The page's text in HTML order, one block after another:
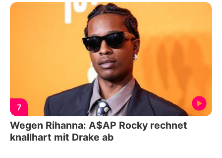
7
Wegen Rihanna: A$AP Rocky rechnet
knallhart mit Drake ab